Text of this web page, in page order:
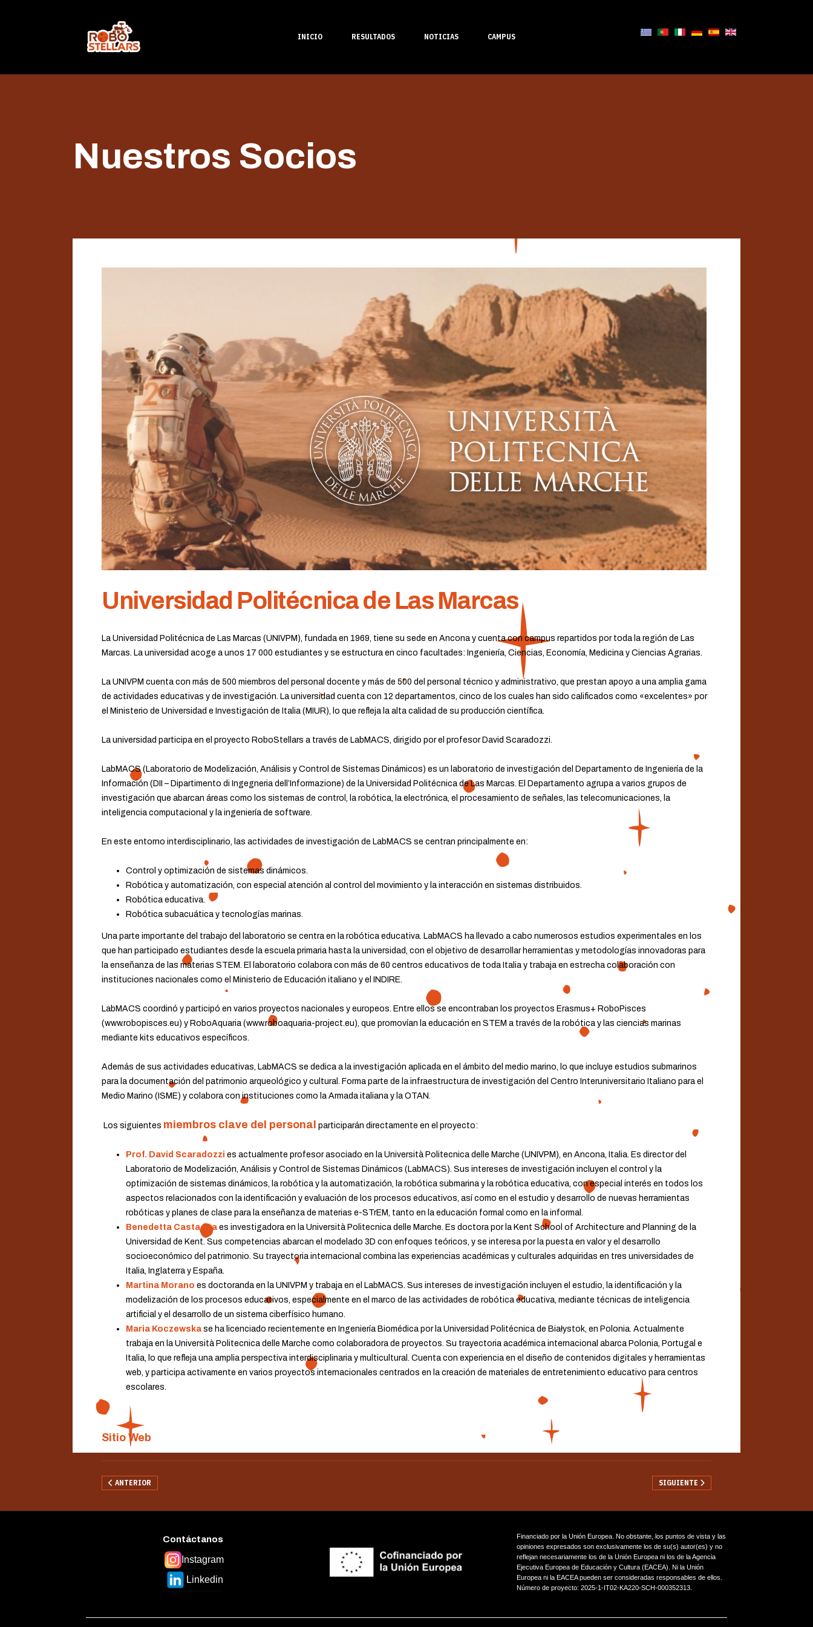
INICIO RESULTADOS NOTICIAS CAMPUS
Nuestros Socios
Universidad Politécnica de Las Marcas
La Universidad Politécnica de Las Marcas (UNIVPM), fundada en 1969, tiene su sede en Ancona y cuenta con campus repartidos por toda la región de Las
Marcas. La universidad acoge a unos 17 000 estudiantes y se estructura en cinco facultades: Ingeniería, Ciencias, Economía, Medicina y Ciencias Agrarias.
La UNIVPM cuenta con más de 500 miembros del personal docente y más de 500 del personal técnico y administrativo, que prestan apoyo a una amplia gama
de actividades educativas y de investigación. La universidad cuenta con 12 departamentos, cinco de los cuales han sido calificados como «excelentes» por
el Ministerio de Universidad e Investigación de Italia (MIUR), lo que refleja la alta calidad de su producción científica.
La universidad participa en el proyecto RoboStellars a través de LabMACS, dirigido por el profesor David Scaradozzi.
LabMACS (Laboratorio de Modelización, Análisis y Control de Sistemas Dinámicos) es un laboratorio de investigación del Departamento de Ingeniería de la
Información (DII – Dipartimento di Ingegneria dell’Informazione) de la Universidad Politécnica de Las Marcas. El Departamento agrupa a varios grupos de
investigación que abarcan áreas como los sistemas de control, la robótica, la electrónica, el procesamiento de señales, las telecomunicaciones, la
inteligencia computacional y la ingeniería de software.
En este entorno interdisciplinario, las actividades de investigación de LabMACS se centran principalmente en:
Control y optimización de sistemas dinámicos.
Robótica y automatización, con especial atención al control del movimiento y la interacción en sistemas distribuidos.
Robótica educativa.
Robótica subacuática y tecnologías marinas.
Una parte importante del trabajo del laboratorio se centra en la robótica educativa. LabMACS ha llevado a cabo numerosos estudios experimentales en los
que han participado estudiantes desde la escuela primaria hasta la universidad, con el objetivo de desarrollar herramientas y metodologías innovadoras para
la enseñanza de las materias STEM. El laboratorio colabora con más de 60 centros educativos de toda Italia y trabaja en estrecha colaboración con
instituciones nacionales como el Ministerio de Educación italiano y el INDIRE.
LabMACS coordinó y participó en varios proyectos nacionales y europeos. Entre ellos se encontraban los proyectos Erasmus+ RoboPisces
(www.robopisces.eu) y RoboAquaria (www.roboaquaria-project.eu), que promovían la educación en STEM a través de la robótica y las ciencias marinas
mediante kits educativos específicos.
Además de sus actividades educativas, LabMACS se dedica a la investigación aplicada en el ámbito del medio marino, lo que incluye estudios submarinos
para la documentación del patrimonio arqueológico y cultural. Forma parte de la infraestructura de investigación del Centro Interuniversitario Italiano para el
Medio Marino (ISME) y colabora con instituciones como la Armada italiana y la OTAN.
Los siguientes miembros clave del personal participarán directamente en el proyecto:
Prof. David Scaradozzi es actualmente profesor asociado en la Università Politecnica delle Marche (UNIVPM), en Ancona, Italia. Es director del
Laboratorio de Modelización, Análisis y Control de Sistemas Dinámicos (LabMACS). Sus intereses de investigación incluyen el control y la
optimización de sistemas dinámicos, la robótica y la automatización, la robótica submarina y la robótica educativa, con especial interés en todos los
aspectos relacionados con la identificación y evaluación de los procesos educativos, así como en el estudio y desarrollo de nuevas herramientas
robóticas y planes de clase para la enseñanza de materias e-STrEM, tanto en la educación formal como en la informal.
Benedetta Castagna es investigadora en la Università Politecnica delle Marche. Es doctora por la Kent School of Architecture and Planning de la
Universidad de Kent. Sus competencias abarcan el modelado 3D con enfoques teóricos, y se interesa por la puesta en valor y el desarrollo
socioeconómico del patrimonio. Su trayectoria internacional combina las experiencias académicas y culturales adquiridas en tres universidades de
Italia, Inglaterra y España.
Martina Morano es doctoranda en la UNIVPM y trabaja en el LabMACS. Sus intereses de investigación incluyen el estudio, la identificación y la
modelización de los procesos educativos, especialmente en el marco de las actividades de robótica educativa, mediante técnicas de inteligencia
artificial y el desarrollo de un sistema ciberfísico humano.
Maria Koczewska se ha licenciado recientemente en Ingeniería Biomédica por la Universidad Politécnica de Białystok, en Polonia. Actualmente
trabaja en la Università Politecnica delle Marche como colaboradora de proyectos. Su trayectoria académica internacional abarca Polonia, Portugal e
Italia, lo que refleja una amplia perspectiva interdisciplinaria y multicultural. Cuenta con experiencia en el diseño de contenidos digitales y herramientas
web, y participa activamente en varios proyectos internacionales centrados en la creación de materiales de entretenimiento educativo para centros
escolares.
Sitio Web
ARTÍCULO ANTERIOR: ANCYBERNETICS
ANTERIOR ARTÍCULO SIGUIENTE: PARAGON-EDUTECH
SIGUIENTE
Contáctanos
Instagram
Linkedin
Financiado por la Unión Europea. No obstante, los puntos de vista y las
opiniones expresados son exclusivamente los de su(s) autor(es) y no
reflejan necesariamente los de la Unión Europea ni los de la Agencia
Ejecutiva Europea de Educación y Cultura (EACEA). Ni la Unión
Europea ni la EACEA pueden ser consideradas responsables de ellos.
Número de proyecto: 2025-1-IT02-KA220-SCH-000352313.